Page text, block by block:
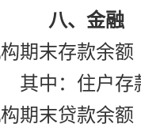
八、金融
期末存款余额
其中：住户存
期末贷款余额